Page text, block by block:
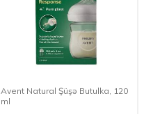
Avent Natural Şüşə Butulka, 120
ml